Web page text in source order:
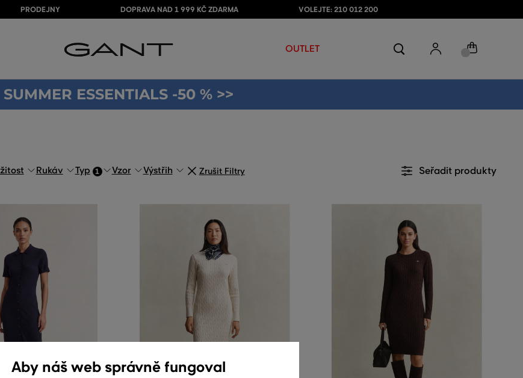
PRODEJNY DOPRAVA NAD 1 999 KČ ZDARMA VOLEJTE: 210 012 200
OUTLET
SUMMER ESSENTIALS -50 % >>
Rukáv Typ 1 Vzor Výstřih Zrušit Filtry Seřadit produkty
Aby náš web správně fungoval